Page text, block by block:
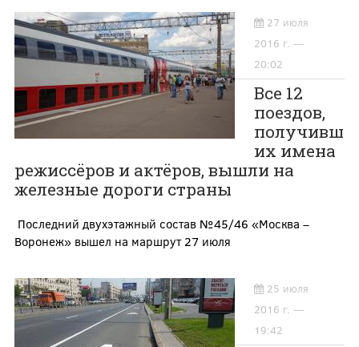
27 июля
2016 г. —
20:02
Все 12
поездов,
получивш
их имена
режиссёров и актёров, вышли на
железные дороги страны
Последний двухэтажный состав №45/46 «Москва –
Воронеж» вышел на маршрут 27 июля
25 июля
2016 г. —
19:42